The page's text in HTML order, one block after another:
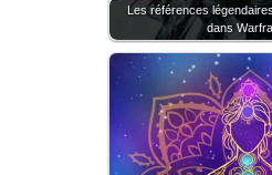
Les références
dans